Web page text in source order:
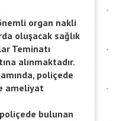
organ nakli
oluşacak sağlık
Teminatı
alınmaktadır.
poliçede
ameliyat
bulunan